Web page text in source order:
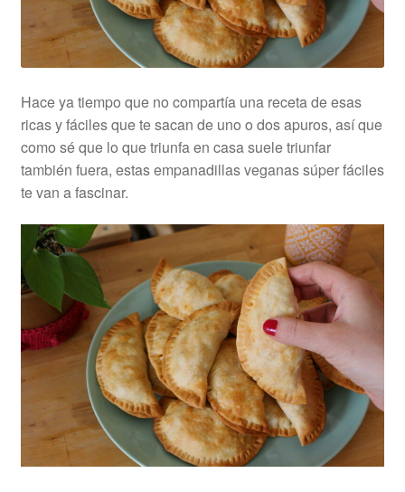
Hace ya tiempo que no compartía una receta de esas
ricas y fáciles que te sacan de uno o dos apuros, así que
como sé que lo que triunfa en casa suele triunfar
también fuera, estas empanadillas veganas súper fáciles
te van a fascinar.